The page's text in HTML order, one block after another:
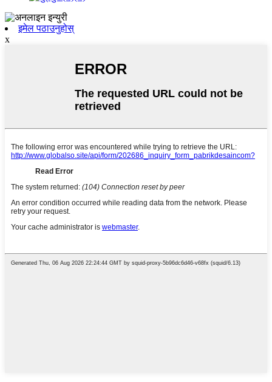
इमेल पठाउनुहोस्
x